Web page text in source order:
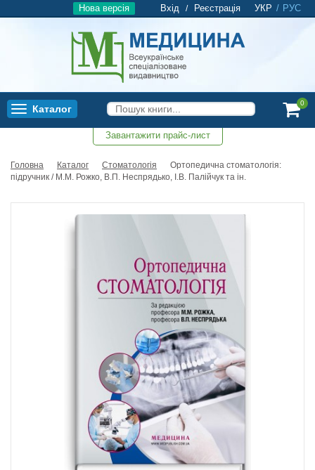
УКР / РУС
Вхід / Реєстрація
Нова версія
Toggle
Каталог
0
Завантажити прайс-лист
Головна Каталог Стоматологія
Ортопедична стоматологія:
підручник / М.М. Рожко, В.П. Неспрядько, І.В. Палійчук та ін.